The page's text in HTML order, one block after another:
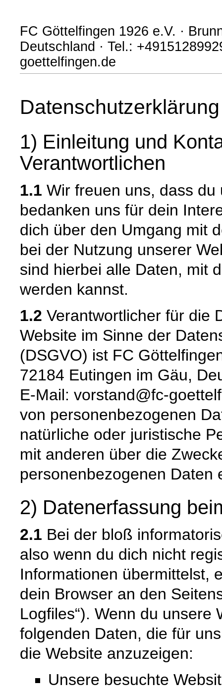
FC Göttelfingen 1926 e.V. ·
Deutschland · Tel.:
goettelfingen.de
Datenschutzerklärung
1) Einleitung und
Verantwortlichen
1.1 Wir freuen uns, dass
bedanken uns für dein
dich über den Umgang mit
bei der Nutzung unserer
sind hierbei alle Daten, mit
werden kannst.
1.2 Verantwortlicher für die
Website im Sinne der
(DSGVO) ist FC
72184 Eutingen im Gäu,
E-Mail: vorstand@fc-
von personenbezogenen
natürliche oder juristische
mit anderen über die
personenbezogenen Daten
2) Datenerfassung
2.1 Bei der bloß
also wenn du dich nicht
Informationen übermittelst,
dein Browser an den
Logfiles“). Wenn du unsere
folgenden Daten, die für
die Website anzuzeigen:
Unsere besuchte